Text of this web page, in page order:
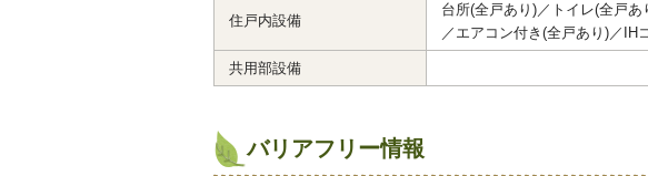
住戸内設備
台所(全戸あり)／トイレ(全戸
／エアコン付き(全戸あり)／IH
共用部設備
バリアフリー情報